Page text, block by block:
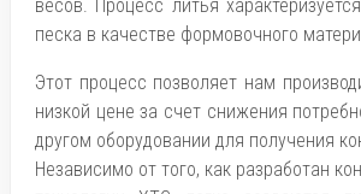
весов. Процесс литья
песка в качестве формовочного
Этот процесс позволяет нам
низкой цене за счет снижения
другом оборудовании для получения
Независимо от того, как разработан